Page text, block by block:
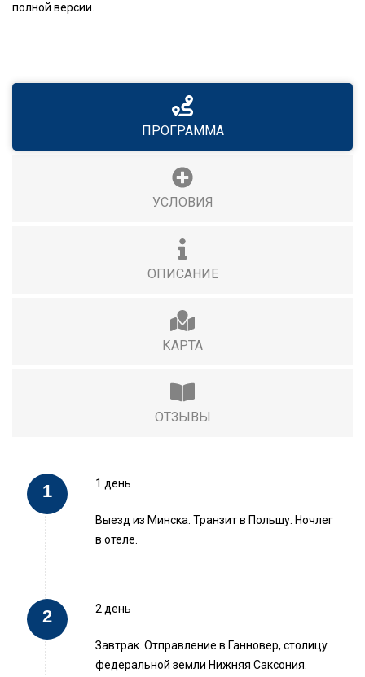
полной версии.
ПРОГРАММА
УСЛОВИЯ
ОПИСАНИЕ
КАРТА
ОТЗЫВЫ
1 день
Выезд из Минска. Транзит в Польшу. Ночлег
в отеле.
2 день
Завтрак. Отправление в Ганновер, столицу
федеральной земли Нижняя Саксония.